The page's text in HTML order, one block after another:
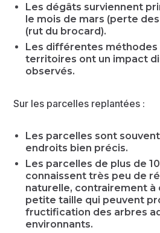
Les dégâts surviennent
le mois de mars (perte
(rut du brocard).
Les différentes méthodes
territoires ont un impact
observés.
Sur les parcelles replantées :
Les parcelles sont
endroits bien précis.
Les parcelles de plus de
connaissent très peu de
naturelle, contrairement à
petite taille qui peuvent
fructification des arbres
environnants.